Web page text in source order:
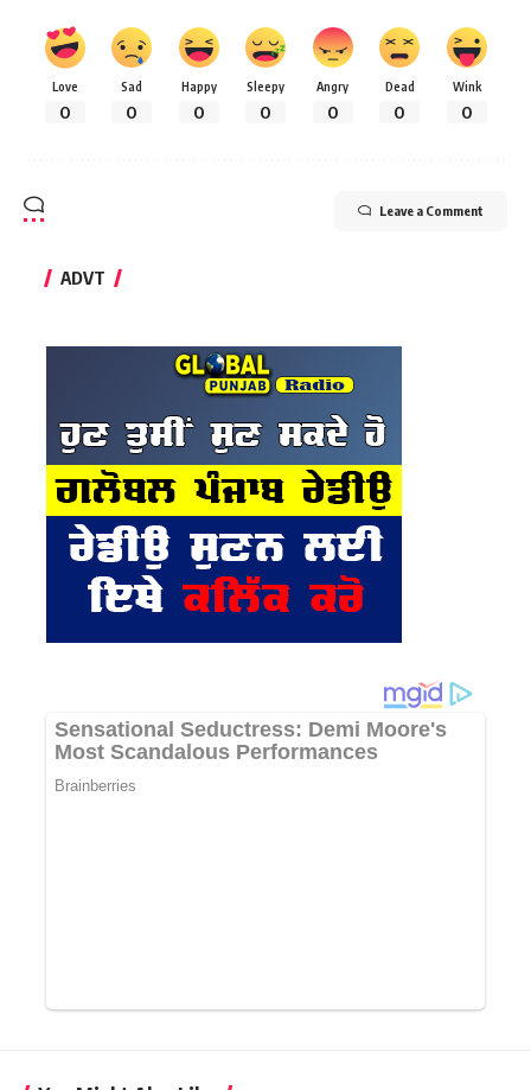
Love
0
Sad
0
Happy
0
Sleepy
0
Angry
0
Dead
0
Wink
0
Leave a Comment
ADVT